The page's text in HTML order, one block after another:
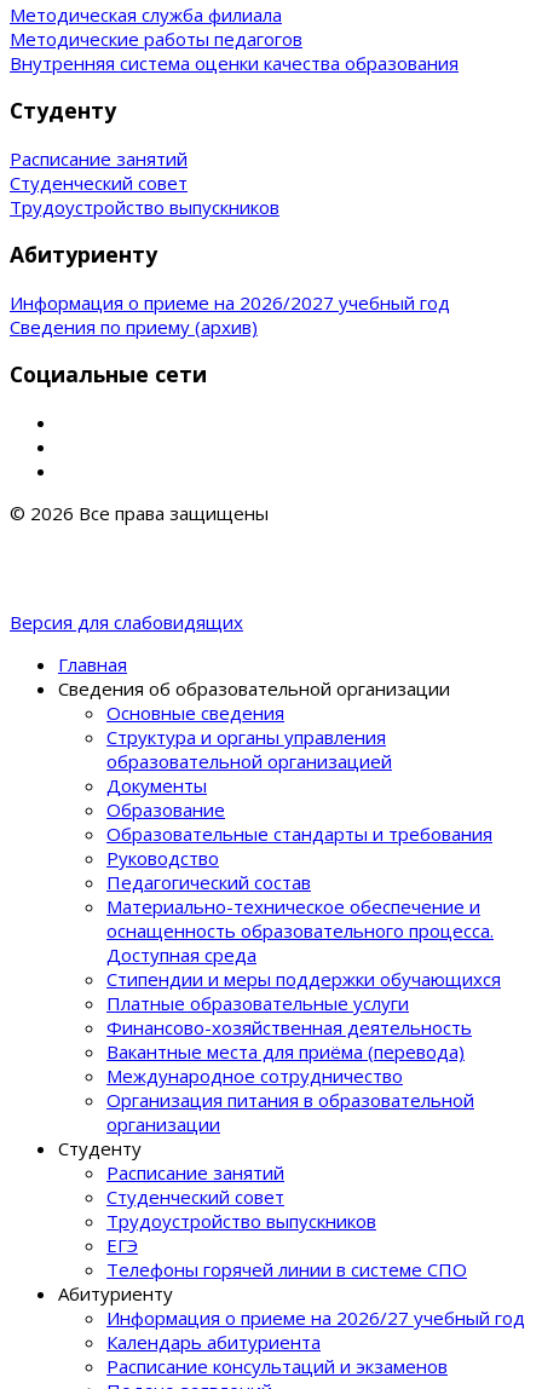
Методическая служба филиала
Методические работы педагогов
Внутренняя система оценки качества образования
Студенту
Расписание занятий
Студенческий совет
Трудоустройство выпускников
Абитуриенту
Информация о приеме на 2026/2027 учебный год
Сведения по приему (архив)
Социальные сети
© 2026 Все права защищены
Версия для слабовидящих
Главная
Сведения об образовательной организации
Основные сведения
Структура и органы управления
образовательной организацией
Документы
Образование
Образовательные стандарты и требования
Руководство
Педагогический состав
Материально-техническое обеспечение и
оснащенность образовательного процеcса.
Доступная среда
Стипендии и меры поддержки обучающихся
Платные образовательные услуги
Финансово-хозяйственная деятельность
Вакантные места для приёма (перевода)
Международное сотрудничество
Организация питания в образовательной
организации
Студенту
Расписание занятий
Студенческий совет
Трудоустройство выпускников
ЕГЭ
Телефоны горячей линии в системе СПО
Абитуриенту
Информация о приеме на 2026/27 учебный год
Календарь абитуриента
Расписание консультаций и экзаменов